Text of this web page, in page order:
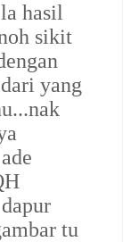
hasil
sikit
yang
tu